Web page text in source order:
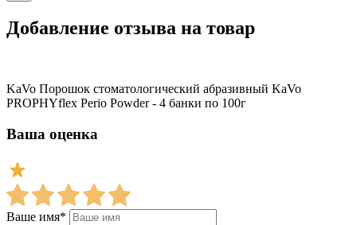
Добавление отзыва на товар
KaVo Порошок стоматологический абразивный KaVo
PROPHYflex Perio Powder - 4 банки по 100г
Ваша оценка
Ваше имя*